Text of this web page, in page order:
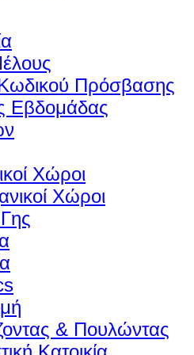
Πρόσβασης
Εβδομάδας
Χώροι
Χώροι
& Πουλώντας